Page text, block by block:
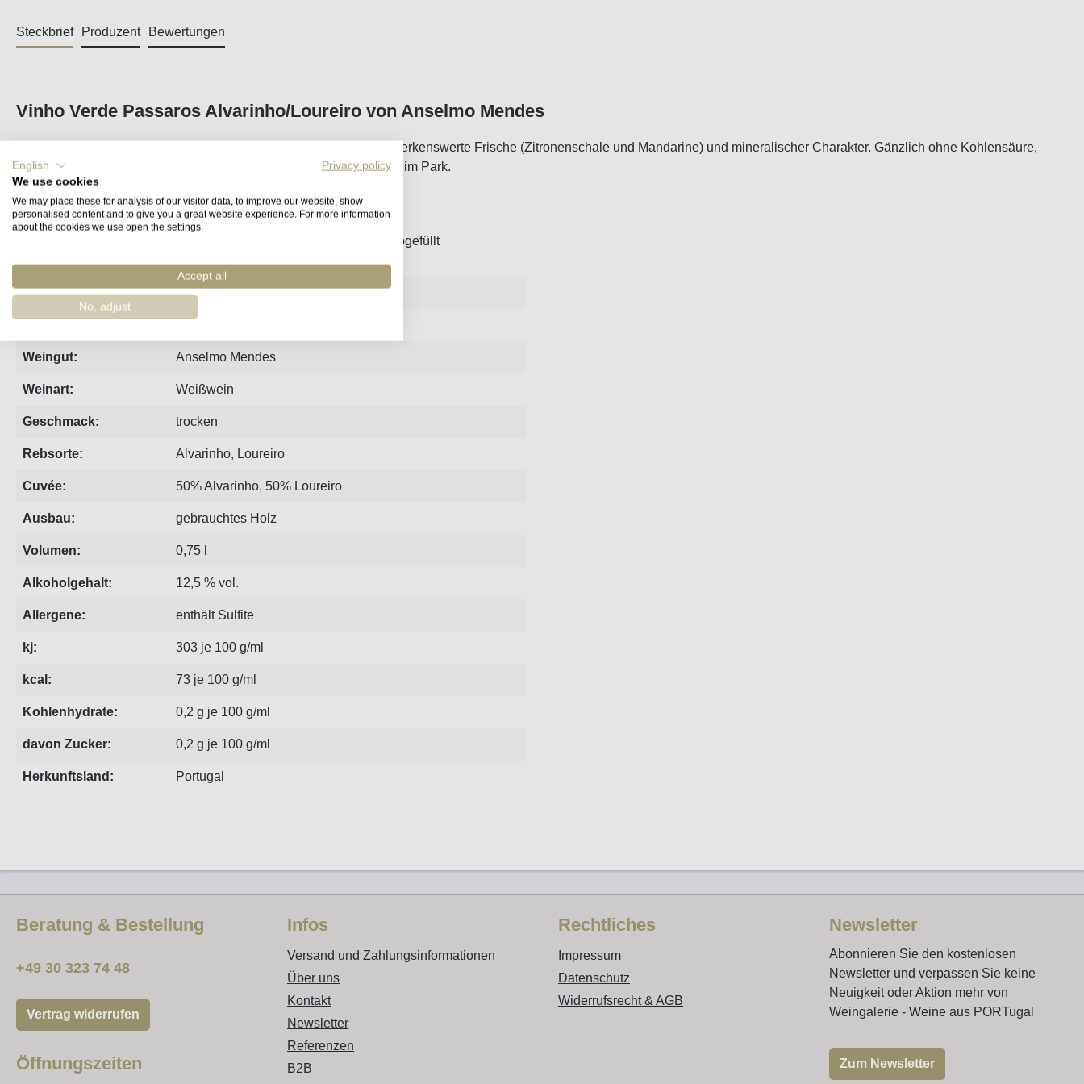
Steckbrief Produzent Bewertungen
Vinho Verde Passaros Alvarinho/Loureiro von Anselmo Mendes
von Anselmo Mendes. Bemerkenswerte Frische (Zitronenschale und Mandarine) und mineralischer Charakter. Gänzlich ohne Kohlensäure,
passt gut zu Ceviche. Perfekt für den Sommer auf der Terrasse oder im Park.
Zutaten
), unter Schutzatmosphäre abgefüllt
Jahrgang: 2024
Weingut: Anselmo Mendes
Weinart: Weißwein
Geschmack: trocken
Rebsorte: Alvarinho, Loureiro
Cuvée: 50% Alvarinho, 50% Loureiro
Ausbau: gebrauchtes Holz
Volumen: 0,75 l
Alkoholgehalt: 12,5 % vol.
Allergene: enthält Sulfite
kj: 303 je 100 g/ml
kcal: 73 je 100 g/ml
Kohlenhydrate: 0,2 g je 100 g/ml
davon Zucker: 0,2 g je 100 g/ml
Herkunftsland: Portugal
Beratung & Bestellung
+49 30 323 74 48
Vertrag widerrufen
Öffnungszeiten
Infos
Versand und Zahlungsinformationen
Über uns
Kontakt
Newsletter
Referenzen
B2B
Rechtliches
Impressum
Datenschutz
Widerrufsrecht & AGB
Newsletter
Abonnieren Sie den kostenlosen
Newsletter und verpassen Sie keine
Neuigkeit oder Aktion mehr von
Weingalerie - Weine aus PORTugal
Zum Newsletter
English
Privacy policy
We use cookies
We may place these for analysis of our visitor data, to improve our website, show
personalised content and to give you a great website experience. For more information
about the cookies we use open the settings.
Accept all
No, adjust